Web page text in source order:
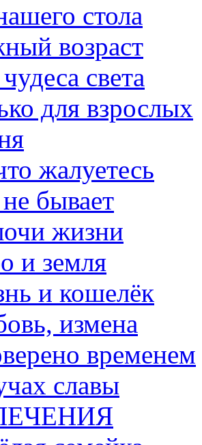
стола
возраст
света
для взрослых
жалуетесь
бывает
жизни
и земля
и кошелёк
измена
временем
славы